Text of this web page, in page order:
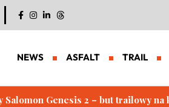
NEWS ASFALT TRAIL
Salomon Genesis 2 – but trailowy na